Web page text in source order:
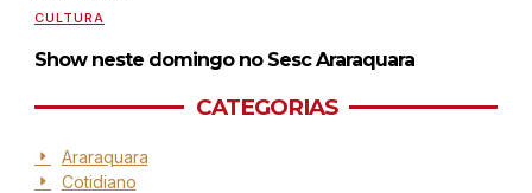
CULTURA
Show neste domingo no Sesc Araraquara
CATEGORIAS
Araraquara
Cotidiano